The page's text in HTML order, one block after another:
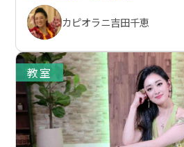
カピオラニ吉田千恵
教室